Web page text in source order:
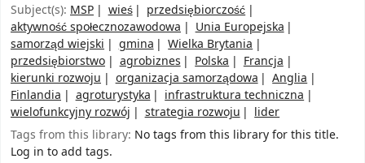
Subject(s): MSP wieś
przedsiębiorczość
aktywność społecznozawodowa
Unia Europejska
samorząd wiejski
gmina
Wielka Brytania
przedsiębiorstwo
agrobiznes Polska
Francja
kierunki rozwoju
organizacja samorządowa
Anglia
Finlandia
agroturystyka
infrastruktura techniczna
wielofunkcyjny rozwój
strategia rozwoju
lider
Tags from this library: No tags from this library for this title.
Log in to add tags.